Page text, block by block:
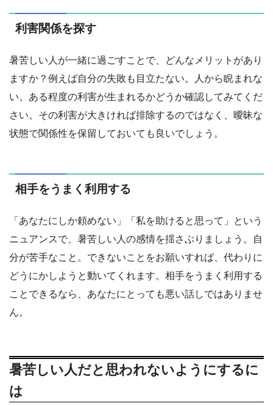
利害関係を探す
暑苦しい人が一緒に過ごすことで、どんなメリットがあり
ますか？例えば自分の失敗も目立たない。人から睨まれな
い。ある程度の利害が生まれるかどうか確認してみてくだ
さい。その利害が大きければ排除するのではなく、曖昧な
状態で関係性を保留しておいても良いでしょう。
相手をうまく利用する
「あなたにしか頼めない」「私を助けると思って」という
ニュアンスで、暑苦しい人の感情を揺さぶりましょう。自
分が苦手なこと。できないことをお願いすれば、代わりに
どうにかしようと動いてくれます。相手をうまく利用する
ことできるなら、あなたにとっても悪い話しではありませ
ん。
暑苦しい人だと思われないようにするに
は